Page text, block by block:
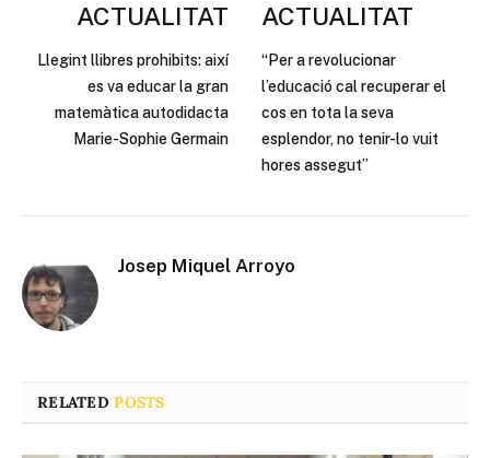
ACTUALITAT
Llegint llibres prohibits: així
es va educar la gran
matemàtica autodidacta
Marie-Sophie Germain
ACTUALITAT
“Per a revolucionar
l’educació cal recuperar el
cos en tota la seva
esplendor, no tenir-lo vuit
hores assegut”
Josep Miquel Arroyo
RELATEDPOSTS